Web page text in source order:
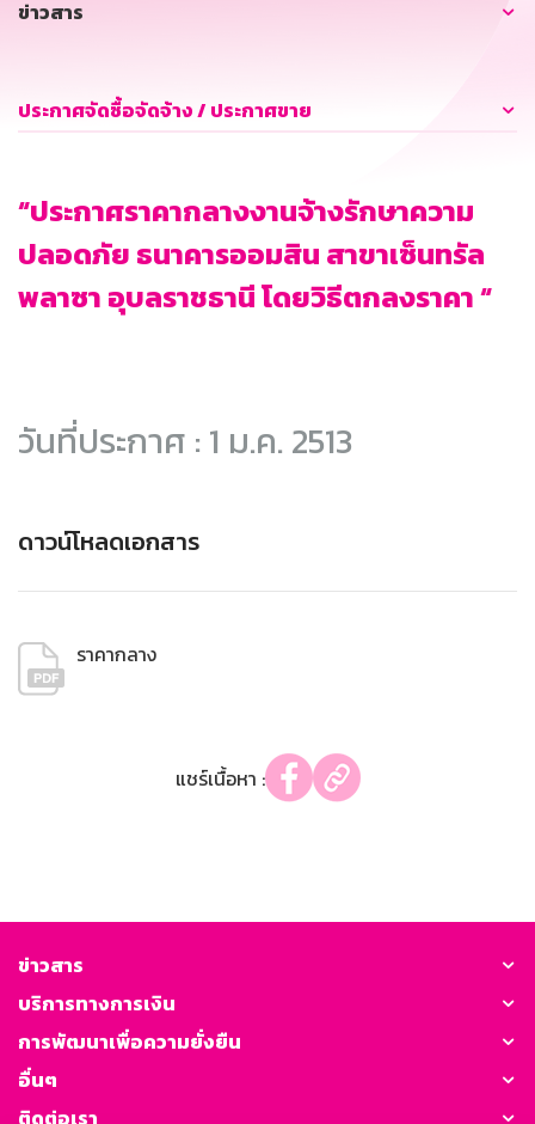
ข่าวสาร
ประกาศจัดซื้อจัดจ้าง / ประกาศขาย
“ประกาศราคากลางงานจ้างรักษาความ
ปลอดภัย ธนาคารออมสิน สาขาเซ็นทรัล
พลาซา อุบลราชธานี โดยวิธีตกลงราคา “
วันที่ประกาศ : 1 ม.ค. 2513
ดาวน์โหลดเอกสาร
ราคากลาง
แชร์เนื้อหา :
ข่าวสาร
บริการทางการเงิน
การพัฒนาเพื่อความยั่งยืน
อื่นๆ